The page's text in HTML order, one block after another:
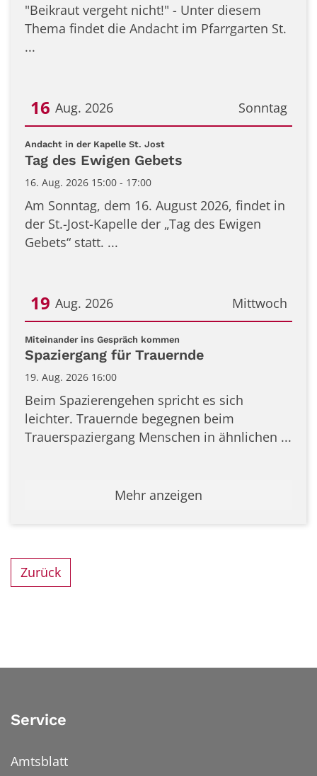
"Beikraut vergeht nicht!" - Unter diesem
Thema findet die Andacht im Pfarrgarten St.
...
Sonntag
16 Aug. 2026
Datum: 16. August 2026
Andacht in der Kapelle St. Jost:
Tag des Ewigen Gebets
16. Aug. 2026 15:00 - 17:00
Am Sonntag, dem 16. August 2026, findet in
der St.-Jost-Kapelle der „Tag des Ewigen
Gebets“ statt. ...
Mittwoch
19 Aug. 2026
Datum: 19. August 2026
Miteinander ins Gespräch kommen
Spaziergang für Trauernde
19. Aug. 2026 16:00
Beim Spazierengehen spricht es sich
leichter. Trauernde begegnen beim
Trauerspaziergang Menschen in ähnlichen ...
Mehr anzeigen
Zurück
Service
Amtsblatt